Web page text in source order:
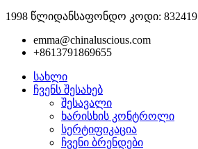
1998 წლიდანსაფონდო კოდი: 832419
emma@chinaluscious.com
+8613791869655
სახლი
ჩვენს შესახებ
შესავალი
ხარისხის კონტროლი
სერტიფიკაცია
ჩვენი ბრენდები